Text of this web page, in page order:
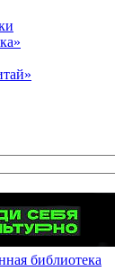
библиотека